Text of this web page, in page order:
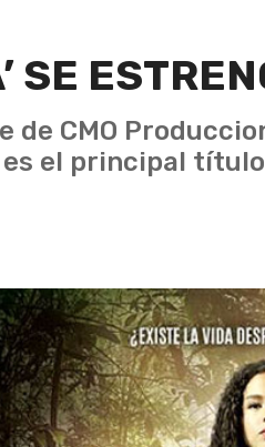
SE
de CMO
el principal